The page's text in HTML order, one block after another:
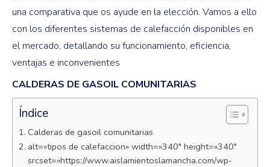
una comparativa que os ayude en la elección. Vamos a ello
con los diferentes sistemas de calefacción disponibles en
el mercado, detallando su funcionamiento, eficiencia,
ventajas e inconvenientes
CALDERAS DE GASOIL COMUNITARIAS
Índice
Calderas de gasoil comunitarias
alt=»tipos de calefaccion» width=»340″ height=»340″
srcset=»https://www.aislamientoslamancha.com/wp-